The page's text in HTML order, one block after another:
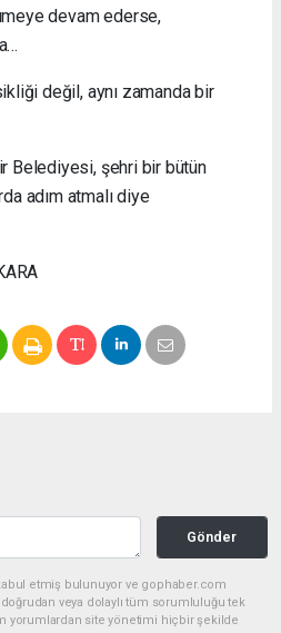
devam ederse,
değil, aynı zamanda bir
Belediyesi, şehri bir bütün
adım atmalı diye
Gönder
etmiş bulunuyor ve gophaber.com
veya dolaylı tüm sorumluluğu tek
yorumlardan site yönetimi hiçbir şekilde